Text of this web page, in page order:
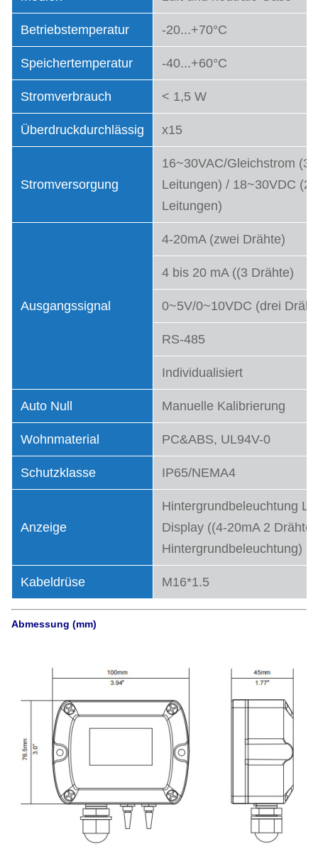
Betriebstemperatur -20...+70°C
Speichertemperatur -40...+60°C
Stromverbrauch < 1,5 W
Überdruckdurchlässig x15
Stromversorgung
16~30VAC/Gleichstrom (3
Leitungen) / 18~30VDC (2
Leitungen)
Ausgangssignal
4-20mA (zwei Drähte)
4 bis 20 mA ((3 Drähte)
0~5V/0~10VDC (drei
RS-485
Individualisiert
Auto Null Manuelle Kalibrierung
Wohnmaterial PC&ABS, UL94V-0
Schutzklasse IP65/NEMA4
Anzeige
Hintergrundbeleuchtung
Display ((4-20mA 2 Drähte
Hintergrundbeleuchtung)
Kabeldrüse M16*1.5
Abmessung (mm)